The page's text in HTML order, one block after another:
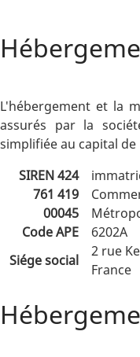
L'hébergement et la
assurés par la
simplifiée au capital de
SIREN 424
761 419
00045
Code APE
6202A
Siége social
2 rue
France